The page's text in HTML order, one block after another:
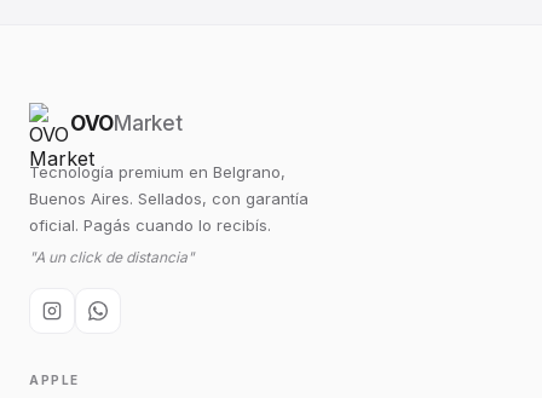
OVOMarket
Tecnología premium en Belgrano,
Buenos Aires. Sellados, con garantía
oficial. Pagás cuando lo recibís.
"A un click de distancia"
APPLE